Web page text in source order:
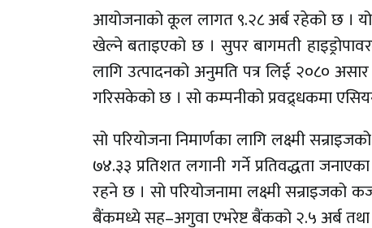
आयोजनाको कूल लागत ९.२८ अर्ब रहेको छ ।
खेल्ने बताइएको छ । सुपर बागमती
लागि उत्पादनको अनुमति पत्र लिई २०८०
गरिसकेको छ । सो कम्पनीको प्रवद्र्धकमा
सो परियोजना निमार्णका लागि लक्ष्मी
७४.३३ प्रतिशत लगानी गर्ने प्रतिवद्धता
रहने छ । सो परियोजनामा लक्ष्मी सन्राइजको
बैंकमध्ये सह–अगुवा एभरेष्ट बैंकको २.५ अर्ब